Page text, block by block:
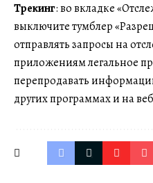
Трекинг: во вкладке
выключите тумблер
отправлять запросы на
приложениям легальное
перепродавать
других программах и на